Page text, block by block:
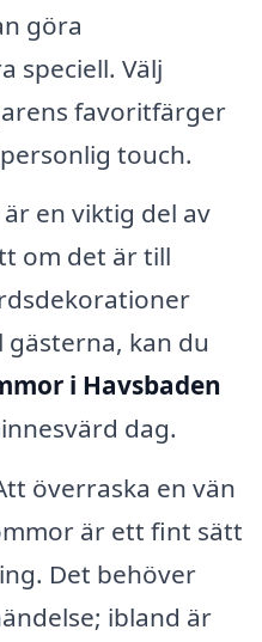
göra
speciell. Välj
favoritfärger
touch.
en viktig del av
om det är till
kan du
i Havsbaden
dag.
överraska en vän
är ett fint sätt
Det behöver
ibland är